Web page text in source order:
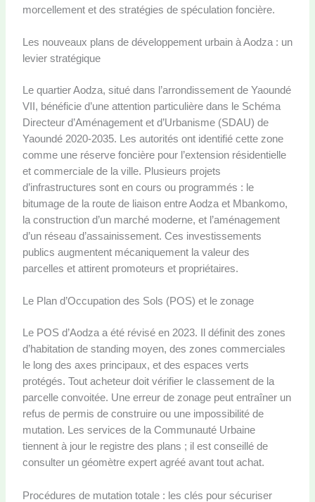
morcellement et des stratégies de spéculation foncière.
Les nouveaux plans de développement urbain à Aodza : un
levier stratégique
Le quartier Aodza, situé dans l’arrondissement de Yaoundé
VII, bénéficie d’une attention particulière dans le Schéma
Directeur d’Aménagement et d’Urbanisme (SDAU) de
Yaoundé 2020-2035. Les autorités ont identifié cette zone
comme une réserve foncière pour l’extension résidentielle
et commerciale de la ville. Plusieurs projets
d’infrastructures sont en cours ou programmés : le
bitumage de la route de liaison entre Aodza et Mbankomo,
la construction d’un marché moderne, et l’aménagement
d’un réseau d’assainissement. Ces investissements
publics augmentent mécaniquement la valeur des
parcelles et attirent promoteurs et propriétaires.
Le Plan d’Occupation des Sols (POS) et le zonage
Le POS d’Aodza a été révisé en 2023. Il définit des zones
d’habitation de standing moyen, des zones commerciales
le long des axes principaux, et des espaces verts
protégés. Tout acheteur doit vérifier le classement de la
parcelle convoitée. Une erreur de zonage peut entraîner un
refus de permis de construire ou une impossibilité de
mutation. Les services de la Communauté Urbaine
tiennent à jour le registre des plans ; il est conseillé de
consulter un géomètre expert agréé avant tout achat.
Procédures de mutation totale : les clés pour sécuriser